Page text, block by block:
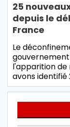
25
depuis le
France
Le
l'apparition de
avons